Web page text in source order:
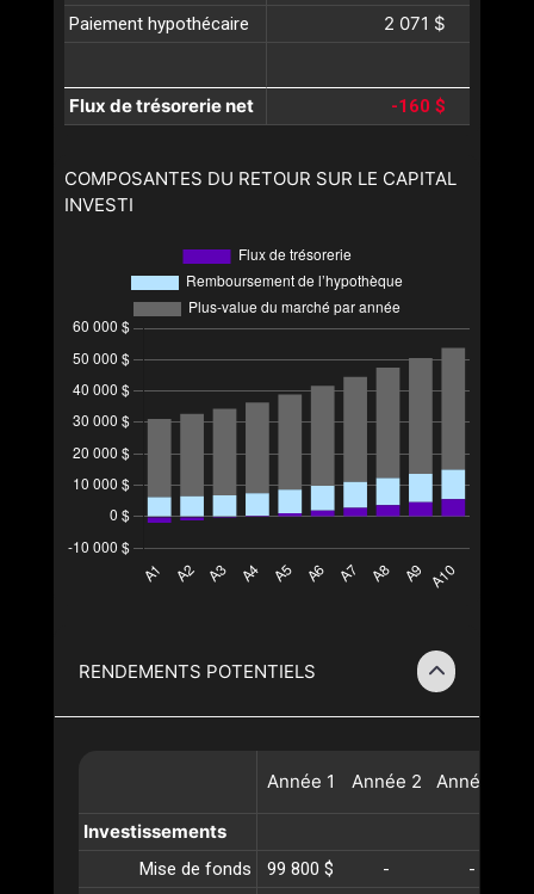
Paiement hypothécaire 2 071 $
Flux de trésorerie net -160 $
COMPOSANTES DU RETOUR SUR LE CAPITAL
INVESTI
RENDEMENTS POTENTIELS
Année 1 Année 2 Année
Investissements
Mise de fonds 99 800 $ -
-